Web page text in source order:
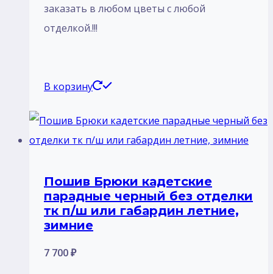
заказать в любом цветы с любой
отделкой.!!!
В корзину
Пошив Брюки кадетские
парадные черный без отделки
тк п/ш или габардин летние,
зимние
7 700₽